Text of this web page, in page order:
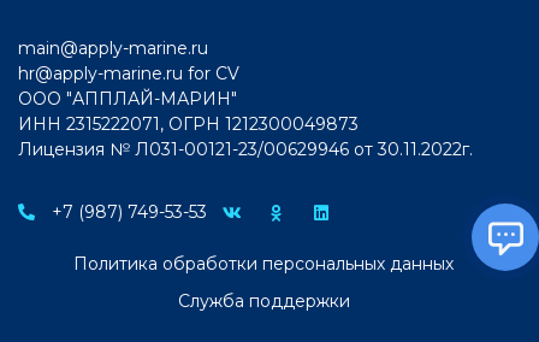
main@apply-marine.ru
hr@apply-marine.ru for CV
ООО "АППЛАЙ-МАРИН"
ИНН 2315222071, ОГРН 1212300049873
Лицензия № Л031-00121-23/00629946 от 30.11.2022г.
+7 (987) 749-53-53
Политика обработки персональных данных
Служба поддержки